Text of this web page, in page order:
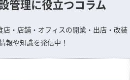
管理に役立つコラム
・店舗・オフィスの開業・出店・改装
報や知識を発信中！